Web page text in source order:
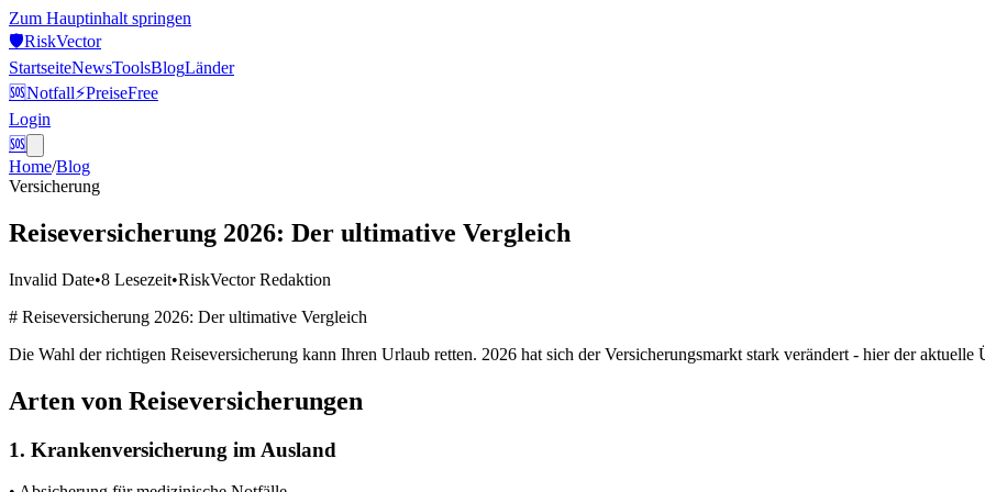
Zum Hauptinhalt springen
🛡️RiskVector
StartseiteNewsToolsBlogLänder
🆘Notfall⚡PreiseFree
Login
🆘
Home/Blog
Versicherung
Reiseversicherung 2026: Der ultimative Vergleich
Invalid Date•8 Lesezeit•RiskVector Redaktion
# Reiseversicherung 2026: Der ultimative Vergleich
Die Wahl der richtigen Reiseversicherung kann Ihren Urlaub retten. 2026 hat sich der Versicherungsmarkt stark verändert - hier der aktuelle
Arten von Reiseversicherungen
1. Krankenversicherung im Ausland